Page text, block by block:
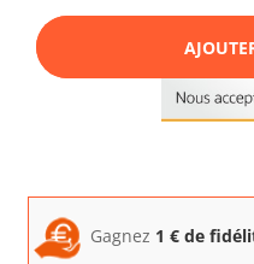
Gagnez 1 € de